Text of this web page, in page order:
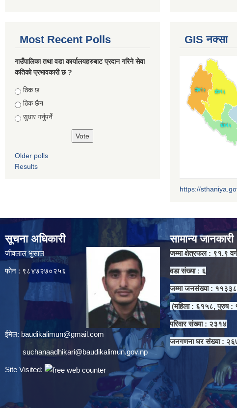
Most Recent Polls
गाउँपालिका तथा वडा कार्यालयहरुबाट प्रदान गरिने सेवा
कतिको प्रभावकारी छ ?
Choices
ठिक छ
ठिक छैन
सुधार गर्नुपर्ने
Older polls
Results
GIS नक्सा
https://
सूचना अधिकारी
जीवलाल भुसाल
फोन : ९८४७२७०२५६
ईमेल: baudikalimun@gmail.com
suchanaadhikari@baudikalimun.gov.np
Site Visited:
सामान्य जानकारी
जम्मा क्षेत्रफल : ९१.९
वडा संख्या : ६
जम्मा जनसंख्या : ११३३८
(महिला : ६१५८, पुरुष :
परिवार संख्या : २३१४
जनगणना घर संख्या :